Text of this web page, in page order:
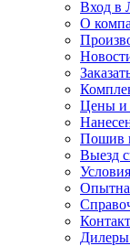
Вход в
О
Цены и
Пошив
Выезд